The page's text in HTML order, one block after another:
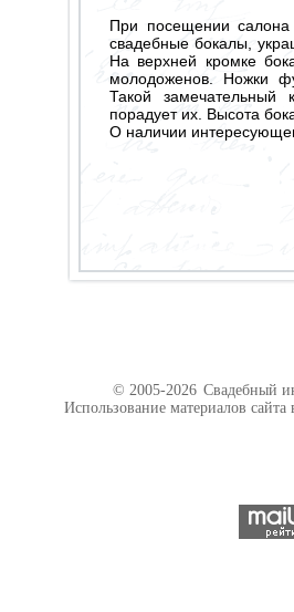
При посещении
свадебные бокалы,
На верхней кромке
молодоженов. Ножки
Такой
порадует их. Высота
О наличии
© 2005-2026 Свадебный
Использование материалов